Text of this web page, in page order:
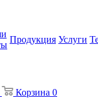
Продукция Услуги
Корзина 0